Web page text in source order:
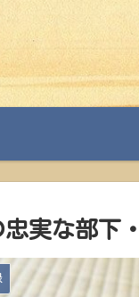
実な部下